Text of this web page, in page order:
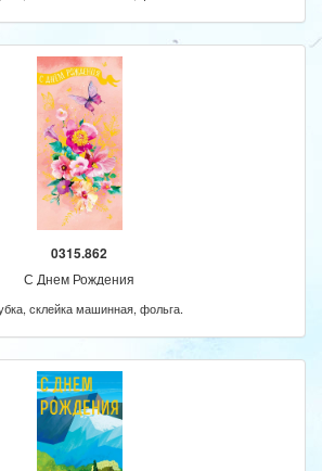
0315.862
С Днем Рождения
склейка машинная, фольга.